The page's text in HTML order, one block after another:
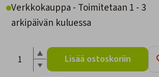
Verkkokauppa - Toimitetaan 1 - 3
arkipäivän kuluessa
Lisää ostoskoriin